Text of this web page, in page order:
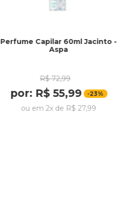
Perfume Capilar 60ml Jacinto -
Aspa
R$ 72,99
por: R$ 55,99 -23%
ou em2x de R$ 27,99